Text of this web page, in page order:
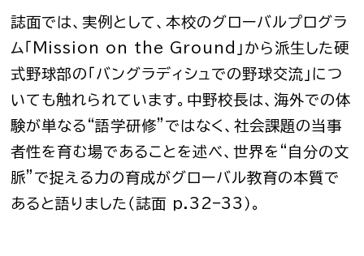
誌面では、実例として、本校のグローバルプログラ
ム「Mission on the Ground」から派生した硬
式野球部の「バングラディシュでの野球交流」につ
いても触れられています。中野校長は、海外での体
験が単なる“語学研修”ではなく、社会課題の当事
者性を育む場であることを述べ、世界を“自分の文
脈”で捉える力の育成がグローバル教育の本質で
あると語りました（誌面 p.32–33）。